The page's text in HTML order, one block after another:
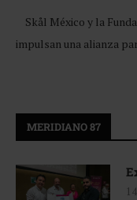
Skål México y la
impulsan una alianza
MERIDIANO 87